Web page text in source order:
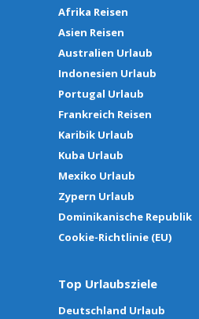
Afrika Reisen
Asien Reisen
Australien Urlaub
Indonesien Urlaub
Portugal Urlaub
Frankreich Reisen
Karibik Urlaub
Kuba Urlaub
Mexiko Urlaub
Zypern Urlaub
Dominikanische Republik
Cookie-Richtlinie (EU)
Top Urlaubsziele
Deutschland Urlaub